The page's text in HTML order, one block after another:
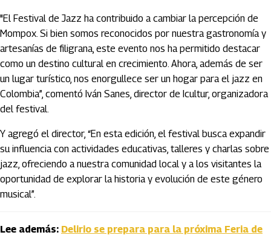
"El Festival de Jazz ha contribuido a cambiar la percepción de
Mompox. Si bien somos reconocidos por nuestra gastronomía y
artesanías de filigrana, este evento nos ha permitido destacar
como un destino cultural en crecimiento. Ahora, además de ser
un lugar turístico, nos enorgullece ser un hogar para el jazz en
Colombia”, comentó Iván Sanes, director de Icultur, organizadora
del festival.
Y agregó el director, “En esta edición, el festival busca expandir
su influencia con actividades educativas, talleres y charlas sobre
jazz, ofreciendo a nuestra comunidad local y a los visitantes la
oportunidad de explorar la historia y evolución de este género
musical”.
Lee además: Delirio se prepara para la próxima Feria de